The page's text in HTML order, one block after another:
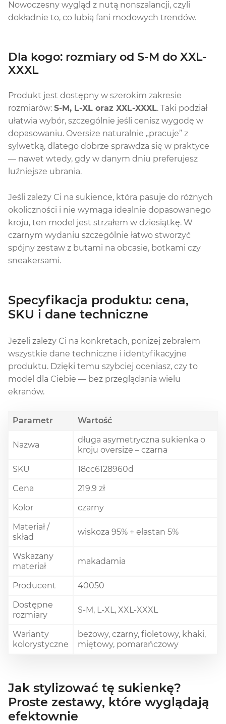
Nowoczesny wygląd z nutą nonszalancji, czyli
dokładnie to, co lubią fani modowych trendów.
Dla kogo: rozmiary od S-M do XXL-
XXXL
Produkt jest dostępny w szerokim zakresie
rozmiarów: S-M, L-XL oraz XXL-XXXL. Taki podział
ułatwia wybór, szczególnie jeśli cenisz wygodę w
dopasowaniu. Oversize naturalnie „pracuje” z
sylwetką, dlatego dobrze sprawdza się w praktyce
— nawet wtedy, gdy w danym dniu preferujesz
luźniejsze ubrania.
Jeśli zależy Ci na sukience, która pasuje do różnych
okoliczności i nie wymaga idealnie dopasowanego
kroju, ten model jest strzałem w dziesiątkę. W
czarnym wydaniu szczególnie łatwo stworzyć
spójny zestaw z butami na obcasie, botkami czy
sneakersami.
Specyfikacja produktu: cena,
SKU i dane techniczne
Jeżeli zależy Ci na konkretach, poniżej zebrałem
wszystkie dane techniczne i identyfikacyjne
produktu. Dzięki temu szybciej oceniasz, czy to
model dla Ciebie — bez przeglądania wielu
ekranów.
Parametr Wartość
Nazwa
długa asymetryczna sukienka o
kroju oversize – czarna
SKU
18cc6128960d
Cena
219.9 zł
Kolor
czarny
Materiał /
skład
wiskoza 95% + elastan 5%
Wskazany
materiał
makadamia
Producent
40050
Dostępne
rozmiary
S-M, L-XL, XXL-XXXL
Warianty
kolorystyczne
beżowy, czarny, fioletowy, khaki,
miętowy, pomarańczowy
Jak stylizować tę sukienkę?
Proste zestawy, które wyglądają
efektownie